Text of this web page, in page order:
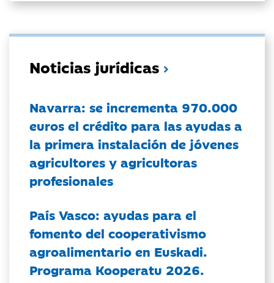
Noticias jurídicas
Navarra: se incrementa 970.000
euros el crédito para las ayudas a
la primera instalación de jóvenes
agricultores y agricultoras
profesionales
País Vasco: ayudas para el
fomento del cooperativismo
agroalimentario en Euskadi.
Programa Kooperatu 2026.